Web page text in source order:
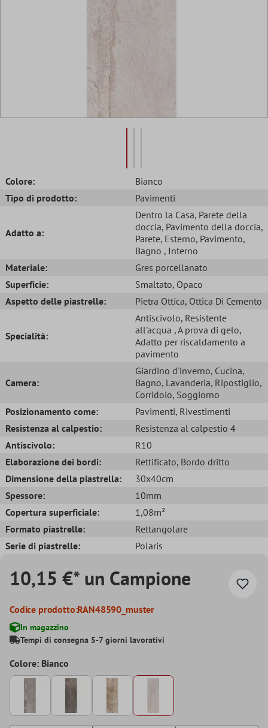
Colore:
Bianco
Tipo di prodotto:
Pavimenti
Adatto a:
Dentro la Casa, Parete della
doccia, Pavimento della doccia,
Parete, Esterno, Pavimento,
Bagno , Interno
Materiale:
Gres porcellanato
Superficie:
Smaltato, Opaco
Aspetto delle piastrelle:
Pietra Ottica, Ottica Di Cemento
Specialità:
Antiscivolo, Resistente
all'acqua , A prova di gelo,
Adatto per riscaldamento a
pavimento
Camera:
Giardino d'inverno, Cucina,
Bagno, Lavanderia, Ripostiglio,
Corridoio, Soggiorno
Posizionamento come:
Pavimenti, Rivestimenti
Resistenza al calpestio:
Resistenza al calpestio 4
Antiscivolo:
R10
Elaborazione dei bordi:
Rettificato, Bordo dritto
Dimensione della piastrella:
30x40cm
Spessore:
10mm
Copertura superficiale:
1,08m²
Formato piastrelle:
Rettangolare
Serie di piastrelle:
Polaris
10,15 €* un Campione
Codice prodotto:RAN48590_muster
In magazzino
Tempi di consegna 5-7 giorni lavorativi
Colore: Bianco